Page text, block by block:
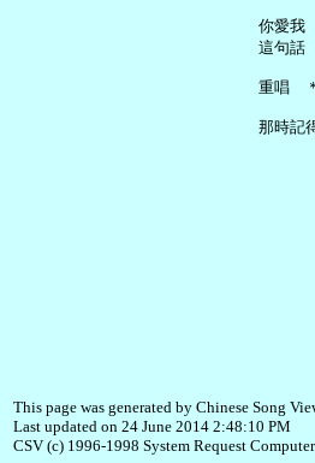
你愛我
這句話
重唱　
This page was generated by Chinese Song
Last updated on 24 June 2014 2:48:10 PM
CSV (c) 1996-1998 System Request